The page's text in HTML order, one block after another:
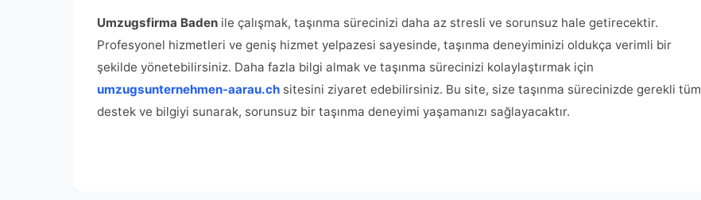
Umzugsfirma Baden ile çalışmak, taşınma sürecinizi daha az stresli ve sorunsuz hale getirecektir.
Profesyonel hizmetleri ve geniş hizmet yelpazesi sayesinde, taşınma deneyiminizi oldukça verimli bir
şekilde yönetebilirsiniz. Daha fazla bilgi almak ve taşınma sürecinizi kolaylaştırmak için
umzugsunternehmen-aarau.ch sitesini ziyaret edebilirsiniz. Bu site, size taşınma sürecinizde gerekli tüm
destek ve bilgiyi sunarak, sorunsuz bir taşınma deneyimi yaşamanızı sağlayacaktır.